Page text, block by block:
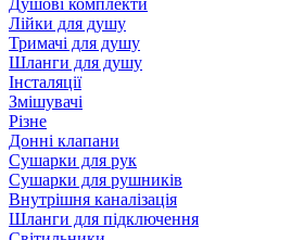
Душові комплекти
Лійки для душу
Тримачі для душу
Шланги для душу
Інсталяції
Змішувачі
Різне
Донні клапани
Сушарки для рук
Сушарки для рушників
Внутрішня каналізація
Шланги для підключення